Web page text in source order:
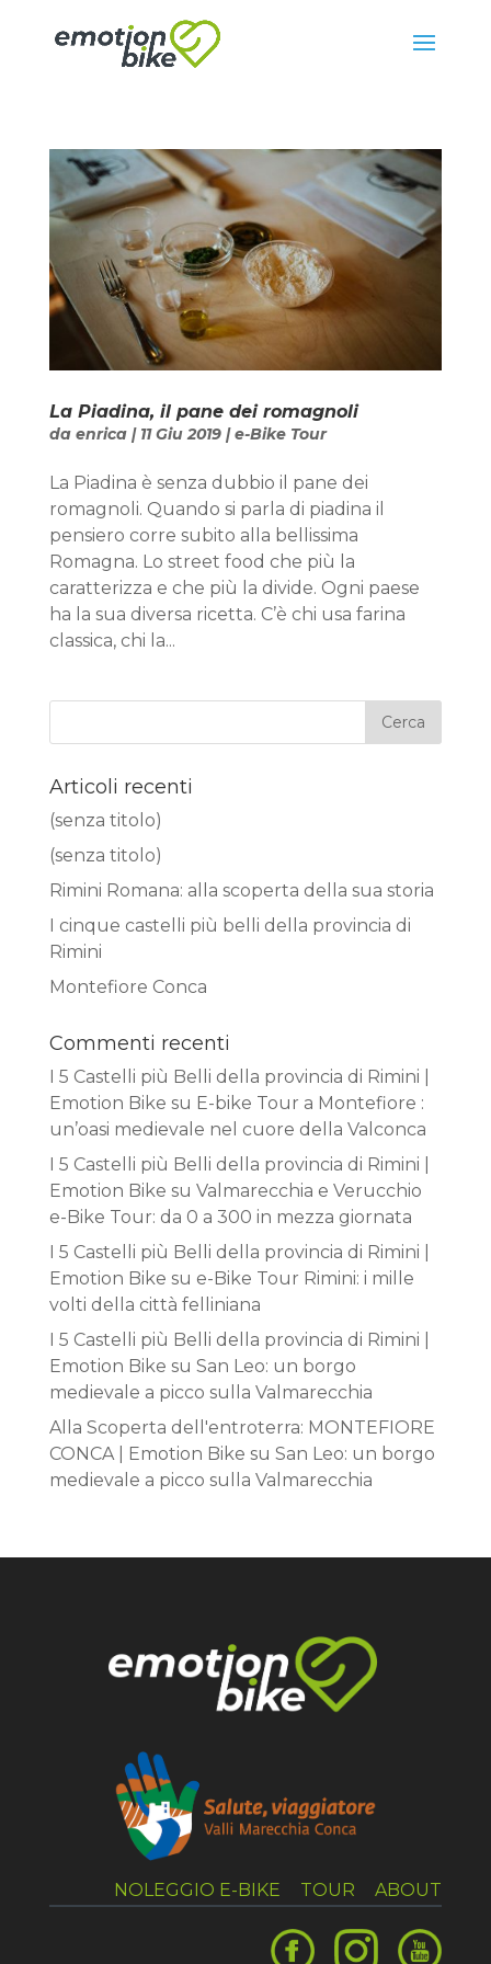
La Piadina, il pane dei romagnoli
da enrica| 11 Giu 2019|e-Bike Tour
La Piadina è senza dubbio il pane dei
romagnoli. Quando si parla di piadina il
pensiero corre subito alla bellissima
Romagna. Lo street food che più la
caratterizza e che più la divide. Ogni paese
ha la sua diversa ricetta. C’è chi usa farina
classica, chi la...
Articoli recenti
(senza titolo)
(senza titolo)
Rimini Romana: alla scoperta della sua storia
I cinque castelli più belli della provincia di
Rimini
Montefiore Conca
Commenti recenti
I 5 Castelli più Belli della provincia di Rimini |
Emotion Bike su E-bike Tour a Montefiore :
un’oasi medievale nel cuore della Valconca
I 5 Castelli più Belli della provincia di Rimini |
Emotion Bike su Valmarecchia e Verucchio
e-Bike Tour: da 0 a 300 in mezza giornata
I 5 Castelli più Belli della provincia di Rimini |
Emotion Bike su e-Bike Tour Rimini: i mille
volti della città felliniana
I 5 Castelli più Belli della provincia di Rimini |
Emotion Bike su San Leo: un borgo
medievale a picco sulla Valmarecchia
Alla Scoperta dell'entroterra: MONTEFIORE
CONCA | Emotion Bike su San Leo: un borgo
medievale a picco sulla Valmarecchia
NOLEGGIO E-BIKE TOUR ABOUT